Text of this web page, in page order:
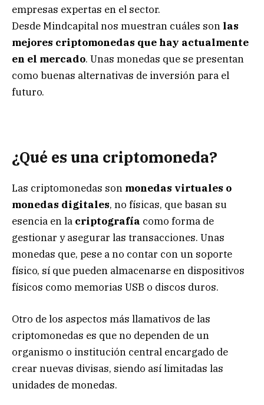
empresas expertas en el sector.
DesdeMindcapitalnos muestran cuáles son las
mejores criptomonedas que hay actualmente
en el mercado. Unas monedas que se presentan
como buenas alternativas de inversión para el
futuro.
¿Qué es una criptomoneda?
Las criptomonedas son monedas virtuales o
monedas digitales, no físicas, que basan su
esencia en la criptografía como forma de
gestionar y asegurar las transacciones. Unas
monedas que, pese a no contar con un soporte
físico, sí que pueden almacenarse en dispositivos
físicos como memorias USB o discos duros.
Otro de los aspectos más llamativos de las
criptomonedas es que no dependen de un
organismo o institución central encargado de
crear nuevas divisas, siendo así limitadas las
unidades de monedas.